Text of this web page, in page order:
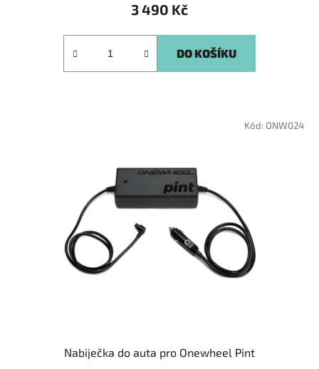
3 490 Kč
DO KOŠÍKU
Nabiječka do auta pro Onewheel Pint
Kód: ONW024